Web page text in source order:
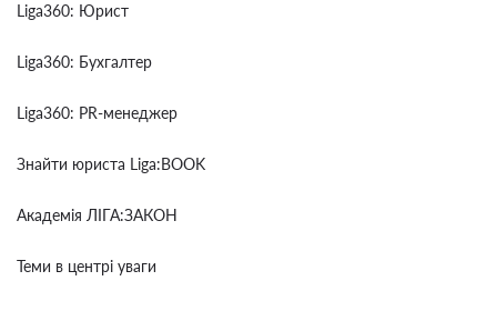
Liga360: Юрист
Liga360: Бухгалтер
Liga360: PR-менеджер
Знайти юриста Liga:BOOK
Академія ЛІГА:ЗАКОН
Теми в центрі уваги